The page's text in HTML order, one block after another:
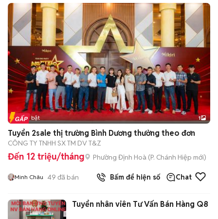
Tin nổi bật 1
Tuyển 2sale thị trường Bình Dương thưởng theo đơn
CÔNG TY TNHH SX TM DV T&Z
Đến 12 triệu/tháng Phường Định Hoà (P. Chánh Hiệp mới)
Minh Châu 49 đã bán Bấm để hiện số Chat
Tuyển nhân viên Tư Vấn Bán Hàng Q8